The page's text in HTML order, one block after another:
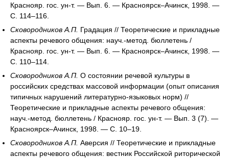
Краснояр. гос. ун-т. — Вып. 6. — Красноярск–Ачинск, 1998. —
С. 114–116.
Сковородников А.П. Градация // Теоретические и прикладные
аспекты речевого общения: науч.-метод. бюллетень /
Краснояр. гос. ун-т. — Вып. 6. — Красноярск–Ачинск, 1998. —
С. 110–114.
Сковородников А.П. О состоянии речевой культуры в
российских средствах массовой информации (опыт описания
типичных нарушений литературно-языковых норм) //
Теоретические и прикладные аспекты речевого общения:
науч.-метод. бюллетень / Краснояр. гос. ун-т. — Вып. 3 (7). —
Красноярск–Ачинск, 1998. — С. 10–19.
Сковородников А.П. Аверсия // Теоретические и прикладные
аспекты речевого общения: вестник Российской риторической